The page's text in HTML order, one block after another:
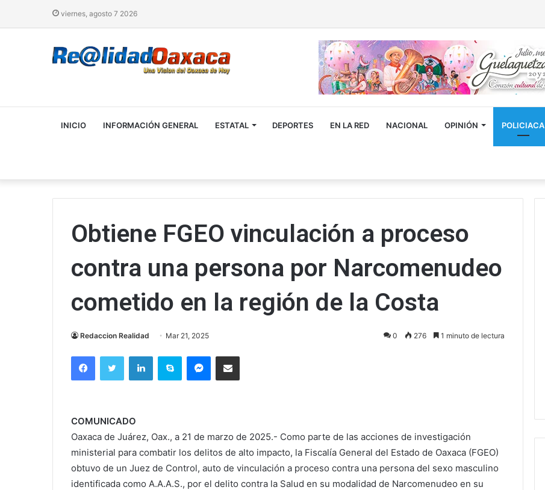
viernes, agosto 7 2026
INICIO INFORMACIÓN GENERAL ESTATAL DEPORTES EN LA RED NACIONAL OPINIÓN POLICIACA
Obtiene FGEO vinculación a proceso
contra una persona por Narcomenudeo
cometido en la región de la Costa
Redaccion Realidad Mar 21, 2025 0 276 1 minuto de lectura
FacebookTwitter LinkedInSkype MessengerCompartir via correo electrónico
COMUNICADO
Oaxaca de Juárez, Oax., a 21 de marzo de 2025.- Como parte de las acciones de investigación
ministerial para combatir los delitos de alto impacto, la Fiscalía General del Estado de Oaxaca (FGEO)
obtuvo de un Juez de Control, auto de vinculación a proceso contra una persona del sexo masculino
identificada como A.A.A.S., por el delito contra la Salud en su modalidad de Narcomenudeo en su